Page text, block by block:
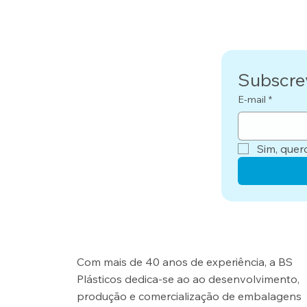
Com mais de 40 anos de experiência, a BS
Plásticos dedica-se ao ao desenvolvimento,
produção e comercialização de embalagens
E-mail *
Sim,